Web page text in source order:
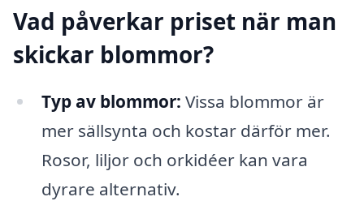
Vad påverkar priset när man
skickar blommor?
Typ av blommor: Vissa blommor är
mer sällsynta och kostar därför mer.
Rosor, liljor och orkidéer kan vara
dyrare alternativ.